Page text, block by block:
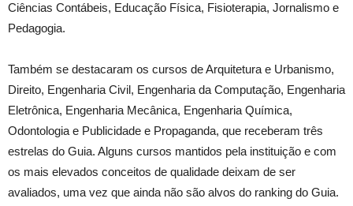
Ciências Contábeis, Educação Física, Fisioterapia, Jornalismo e
Pedagogia.
Também se destacaram os cursos de Arquitetura e Urbanismo,
Direito, Engenharia Civil, Engenharia da Computação, Engenharia
Eletrônica, Engenharia Mecânica, Engenharia Química,
Odontologia e Publicidade e Propaganda, que receberam três
estrelas do Guia. Alguns cursos mantidos pela instituição e com
os mais elevados conceitos de qualidade deixam de ser
avaliados, uma vez que ainda não são alvos do ranking do Guia.